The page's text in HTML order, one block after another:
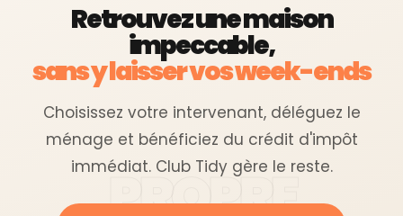
Retrouvez une maison
impeccable,
sans y laisser vos week-ends
Choisissez votre intervenant, déléguez le
ménage et bénéficiez du crédit d'impôt
immédiat. Club Tidy gère le reste.